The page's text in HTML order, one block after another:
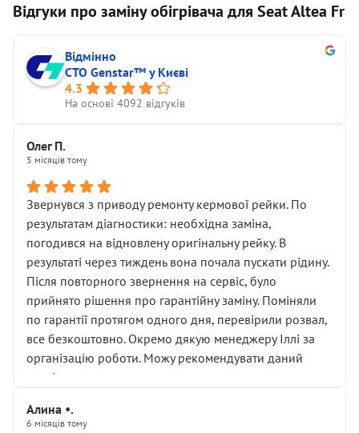
Відгуки про заміну обігрівача для Seat Altea Fr
Відмінно
СТО Genstar™ у Києві
4.3
На основі 4092 відгуків
Олег П.
5 місяців тому
Звернувся з приводу ремонту кермової рейки. По
результатам діагностики: необхідна заміна,
погодився на відновлену оригінальну рейку. В
результаті через тиждень вона почала пускати рідину.
Після повторного звернення на сервіс, було
прийнято рішення про гарантійну заміну. Поміняли
по гарантії протягом одного дня, перевірили розвал,
все безкоштовно. Окремо дякую менеджеру Іллі за
організацію роботи. Можу рекомендувати даний
сервіс.
Алина •.
6 місяців тому